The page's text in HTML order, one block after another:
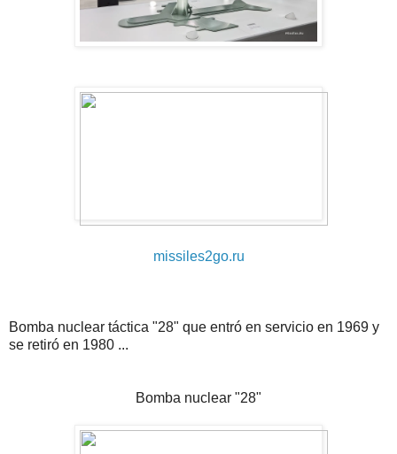
missiles2go.ru
Bomba nuclear táctica "28" que entró en servicio en 1969 y
se retiró en 1980 ...
Bomba nuclear "28"